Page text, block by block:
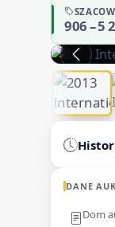
906 – 5
DANE
Dom